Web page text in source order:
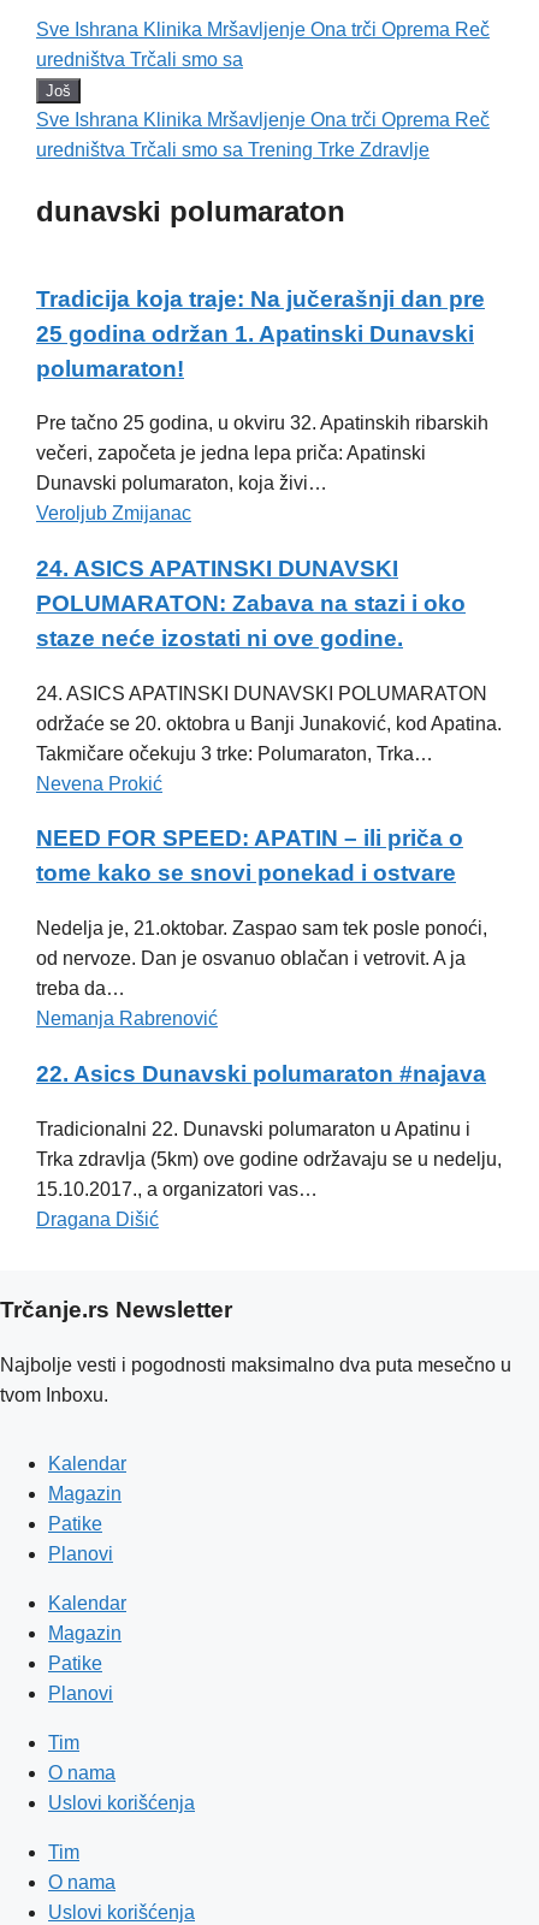
Sve Ishrana Klinika Mršavljenje Ona trči Oprema Reč
uredništva Trčali smo sa
Još
Sve Ishrana Klinika Mršavljenje Ona trči Oprema Reč
uredništva Trčali smo sa Trening Trke Zdravlje
dunavski polumaraton
Tradicija koja traje: Na jučerašnji dan pre
25 godina održan 1. Apatinski Dunavski
polumaraton!
Pre tačno 25 godina, u okviru 32. Apatinskih ribarskih
večeri, započeta je jedna lepa priča: Apatinski
Dunavski polumaraton, koja živi…
Veroljub Zmijanac
24. ASICS APATINSKI DUNAVSKI
POLUMARATON: Zabava na stazi i oko
staze neće izostati ni ove godine.
24. ASICS APATINSKI DUNAVSKI POLUMARATON
održaće se 20. oktobra u Banji Junaković, kod Apatina.
Takmičare očekuju 3 trke: Polumaraton, Trka…
Nevena Prokić
NEED FOR SPEED: APATIN – ili priča o
tome kako se snovi ponekad i ostvare
Nedelja je, 21.oktobar. Zaspao sam tek posle ponoći,
od nervoze. Dan je osvanuo oblačan i vetrovit. A ja
treba da…
Nemanja Rabrenović
22. Asics Dunavski polumaraton #najava
Tradicionalni 22. Dunavski polumaraton u Apatinu i
Trka zdravlja (5km) ove godine održavaju se u nedelju,
15.10.2017., a organizatori vas…
Dragana Dišić
Trčanje.rs Newsletter
Najbolje vesti i pogodnosti maksimalno dva puta mesečno u
tvom Inboxu.
Kalendar
Magazin
Patike
Planovi
Kalendar
Magazin
Patike
Planovi
Tim
O nama
Uslovi korišćenja
Tim
O nama
Uslovi korišćenja